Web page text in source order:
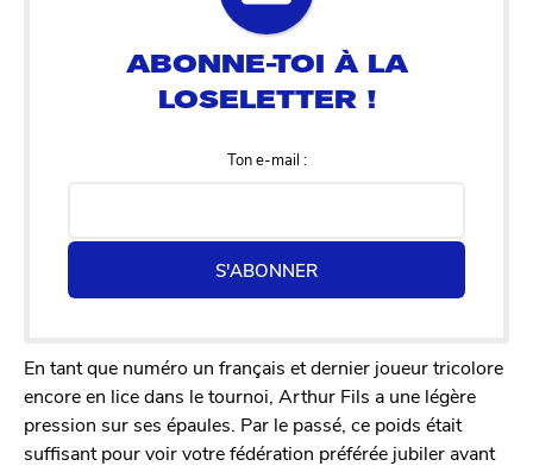
Ton e-mail :
S'ABONNER
En tant que numéro un français et dernier joueur tricolore
encore en lice dans le tournoi, Arthur Fils a une légère
pression sur ses épaules. Par le passé, ce poids était
suffisant pour voir votre fédération préférée jubiler avant